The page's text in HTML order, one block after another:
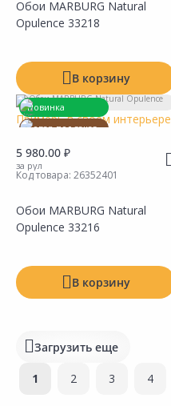
Обои MARBURG Natural
Opulence 33218
В корзину
Новинка
Товар под заказ
Примерь в своем интерьере
5 980.00 ₽
за рул
Код товара: 26352401
Обои MARBURG Natural
Opulence 33216
В корзину
Загрузить еще
Страницы
1 2 3 4